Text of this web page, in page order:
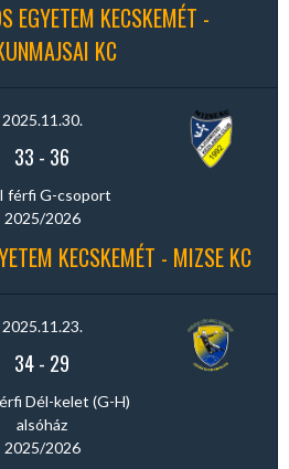
EGYETEM KECSKEMÉT -
KC
2025.11.30.
33 - 36
férfi G-csoport
2025/2026
KECSKEMÉT - MIZSE KC
2025.11.23.
34- 29
Dél-kelet (G-H)
alsóház
2025/2026